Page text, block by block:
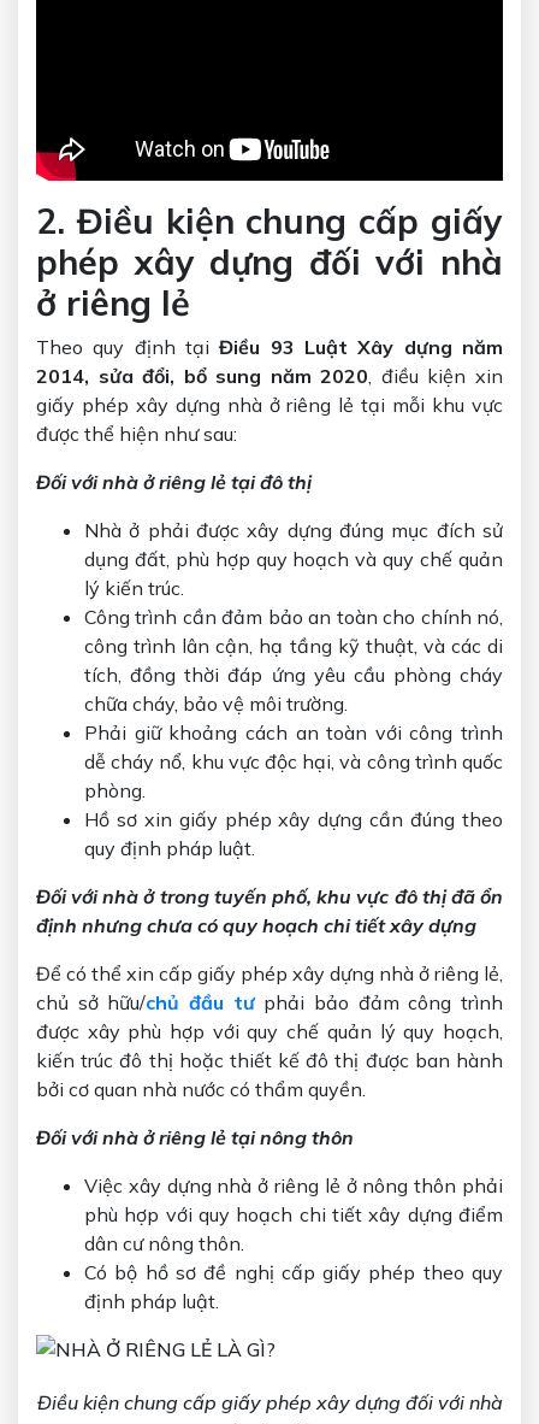
2. Điều kiện chung cấp giấy
phép xây dựng đối với nhà
ở riêng lẻ
Theo quy định tạiĐiều 93 Luật Xây dựng năm
2014, sửa đổi, bổ sung năm 2020, điều kiện xin
giấy phép xây dựng nhà ở riêng lẻ tại mỗi khu vực
được thể hiện như sau:
Đối với nhà ở riêng lẻ tại đô thị
Nhà ở phải được xây dựng đúng mục đích sử
dụng đất, phù hợp quy hoạch và quy chế quản
lý kiến trúc.
Công trình cần đảm bảo an toàn cho chính nó,
công trình lân cận, hạ tầng kỹ thuật, và các di
tích, đồng thời đáp ứng yêu cầu phòng cháy
chữa cháy, bảo vệ môi trường.
Phải giữ khoảng cách an toàn với công trình
dễ cháy nổ, khu vực độc hại, và công trình quốc
phòng.
Hồ sơ xin giấy phép xây dựng cần đúng theo
quy định pháp luật.
Đối với nhà ở trong tuyến phố, khu vực đô thị đã ổn
định nhưng chưa có quy hoạch chi tiết xây dựng
Để có thể xin cấp giấy phép xây dựng nhà ở riêng lẻ,
chủ sở hữu/chủ đầu tưphải bảo đảm công trình
được xây phù hợp với quy chế quản lý quy hoạch,
kiến trúc đô thị hoặc thiết kế đô thị được ban hành
bởi cơ quan nhà nước có thẩm quyền.
Đối với nhà ở riêng lẻ tại nông thôn
Việc xây dựng nhà ở riêng lẻ ở nông thôn phải
phù hợp với quy hoạch chi tiết xây dựng điểm
dân cư nông thôn.
Có bộ hồ sơ đề nghị cấp giấy phép theo quy
định pháp luật.
Điều kiện chung cấp giấy phép xây dựng đối với nhà